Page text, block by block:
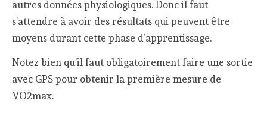
autres données physiologiques. Donc il faut
s’attendre à avoir des résultats qui peuvent être
moyens durant cette phase d’apprentissage.
Notez bien qu’il faut obligatoirement faire une sortie
avec GPS pour obtenir la première mesure de
VO2max.